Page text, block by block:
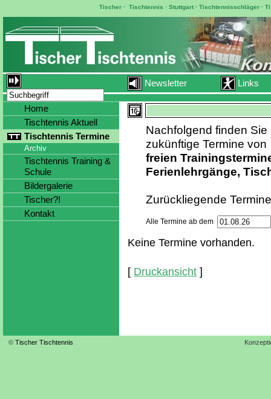
Tischer ·Tischtennis ·Stuttgart ·Tischtennisschläger ·
Newsletter Links
Nachfolgend finden
zukünftige Termine von
freien
Ferienlehrgänge,
Zurückliegende
Alle Termine ab dem
Keine Termine vorhanden.
[ Druckansicht ]
Home
Tischtennis Aktuell
Tischtennis Termine
Archiv
Tischtennis Training &
Schule
Bildergalerie
Tischer?!
Kontakt
© Tischer Tischtennis